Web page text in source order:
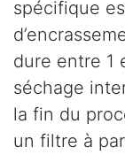
spécifique
dure entre 1
séchage
la fin du
un filtre à